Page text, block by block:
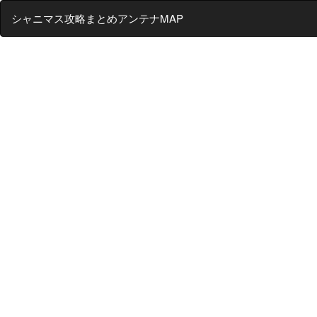
シャニマス攻略まとめアンテナMAP